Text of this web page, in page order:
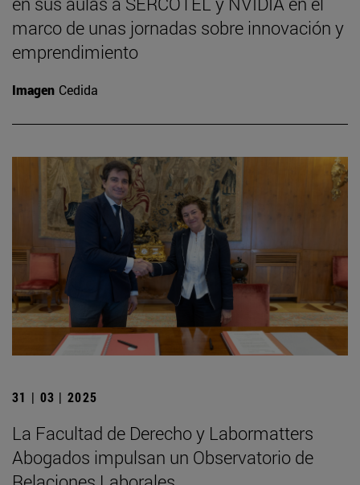
marco de unas jornadas sobre innovación y
emprendimiento
Imagen Cedida
31 | 03 | 2025
La Facultad de Derecho y Labormatters
Abogados impulsan un Observatorio de